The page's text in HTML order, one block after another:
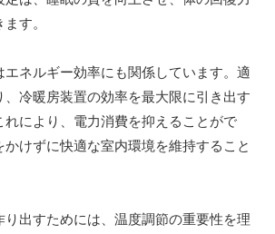
す。
エネルギー効率にも関係しています。適
冷暖房装置の効率を最大限に引き出す
れにより、電力消費を抑えることがで
かけずに快適な室内環境を維持すること
出すためには、温度調節の重要性を理